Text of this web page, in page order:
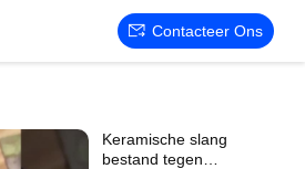
Contacteer Ons
Keramische slang
bestand tegen